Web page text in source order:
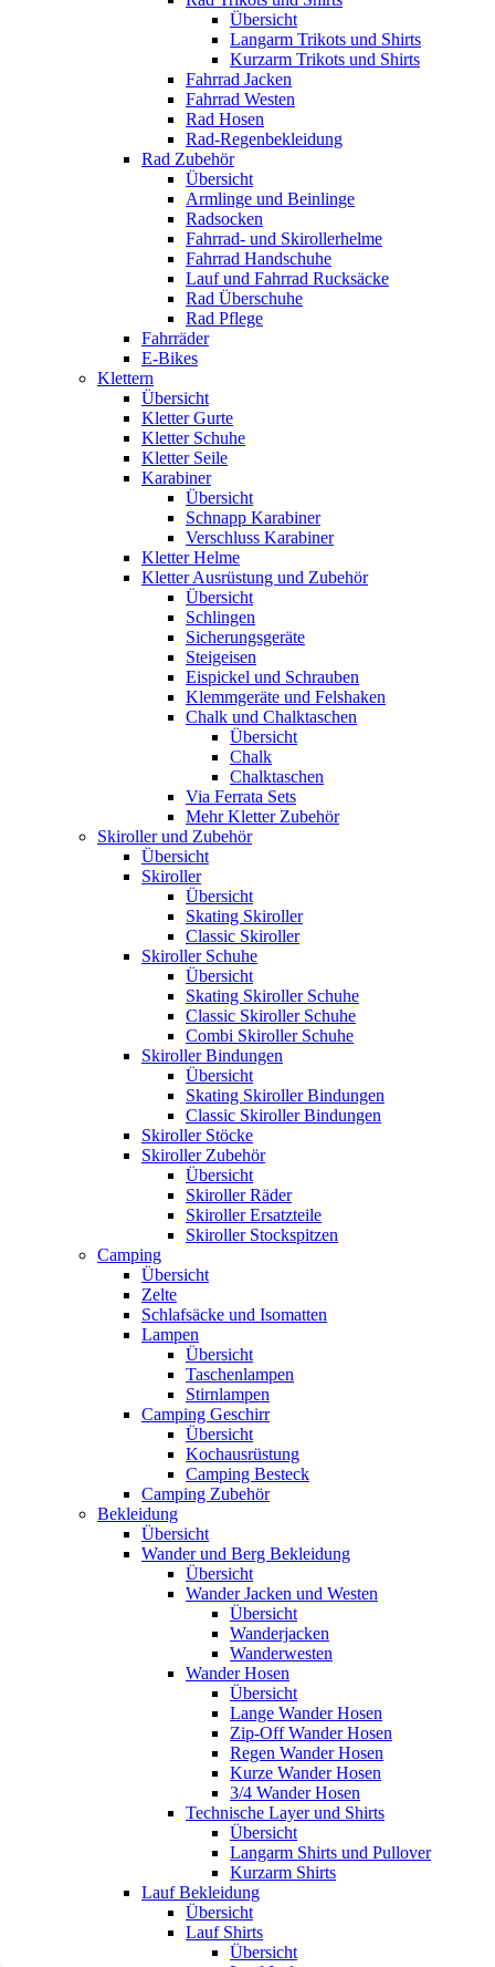
Übersicht
Langarm Trikots und Shirts
Kurzarm Trikots und Shirts
Fahrrad Jacken
Fahrrad Westen
Rad Hosen
Rad-Regenbekleidung
Rad Zubehör
Übersicht
Armlinge und Beinlinge
Radsocken
Fahrrad- und Skirollerhelme
Fahrrad Handschuhe
Lauf und Fahrrad Rucksäcke
Rad Überschuhe
Rad Pflege
Fahrräder
E-Bikes
Klettern
Übersicht
Kletter Gurte
Kletter Schuhe
Kletter Seile
Karabiner
Übersicht
Schnapp Karabiner
Verschluss Karabiner
Kletter Helme
Kletter Ausrüstung und Zubehör
Übersicht
Schlingen
Sicherungsgeräte
Steigeisen
Eispickel und Schrauben
Klemmgeräte und Felshaken
Chalk und Chalktaschen
Übersicht
Chalk
Chalktaschen
Via Ferrata Sets
Mehr Kletter Zubehör
Skiroller und Zubehör
Übersicht
Skiroller
Übersicht
Skating Skiroller
Classic Skiroller
Skiroller Schuhe
Übersicht
Skating Skiroller Schuhe
Classic Skiroller Schuhe
Combi Skiroller Schuhe
Skiroller Bindungen
Übersicht
Skating Skiroller Bindungen
Classic Skiroller Bindungen
Skiroller Stöcke
Skiroller Zubehör
Übersicht
Skiroller Räder
Skiroller Ersatzteile
Skiroller Stockspitzen
Camping
Übersicht
Zelte
Schlafsäcke und Isomatten
Lampen
Übersicht
Taschenlampen
Stirnlampen
Camping Geschirr
Übersicht
Kochausrüstung
Camping Besteck
Camping Zubehör
Bekleidung
Übersicht
Wander und Berg Bekleidung
Übersicht
Wander Jacken und Westen
Übersicht
Wanderjacken
Wanderwesten
Wander Hosen
Übersicht
Lange Wander Hosen
Zip-Off Wander Hosen
Regen Wander Hosen
Kurze Wander Hosen
3/4 Wander Hosen
Technische Layer und Shirts
Übersicht
Langarm Shirts und Pullover
Kurzarm Shirts
Lauf Bekleidung
Übersicht
Lauf Shirts
Übersicht